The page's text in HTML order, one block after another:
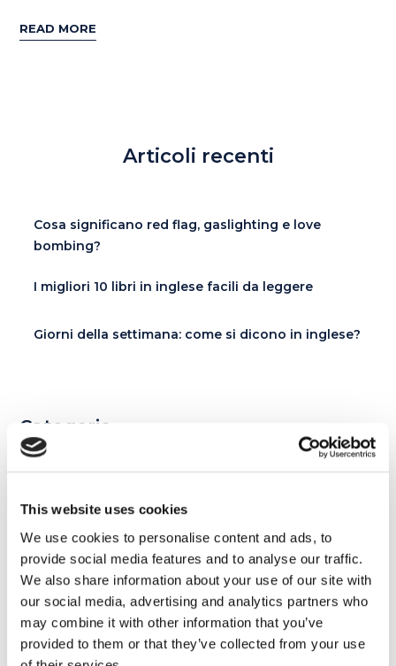
This website uses cookies
We use cookies to personalise content and ads, to
provide social media features and to analyse our traffic.
We also share information about your use of our site with
our social media, advertising and analytics partners who
may combine it with other information that you’ve
provided to them or that they’ve collected from your use
READ MORE
Articoli recenti
Cosa significano red flag, gaslighting e love
bombing?
I migliori 10 libri in inglese facili da leggere
Giorni della settimana: come si dicono in inglese?
Categorie
Esercizi e Grammatica 387
Esperienze MyES
Film e Musica 219
Lavoro 292
Senza categoria 6